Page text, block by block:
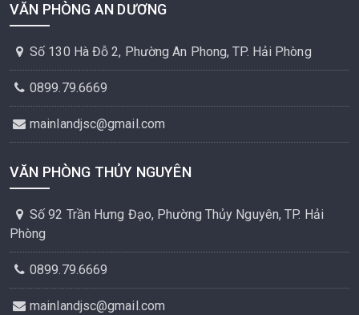
VĂN PHÒNG AN DƯƠNG
Số 130 Hà Đỗ 2, Phường An Phong, TP. Hải Phòng
0899.79.6669
mainlandjsc@gmail.com
VĂN PHÒNG THỦY NGUYÊN
Số 92 Trần Hưng Đạo, Phường Thủy Nguyên, TP. Hải
Phòng
0899.79.6669
mainlandjsc@gmail.com